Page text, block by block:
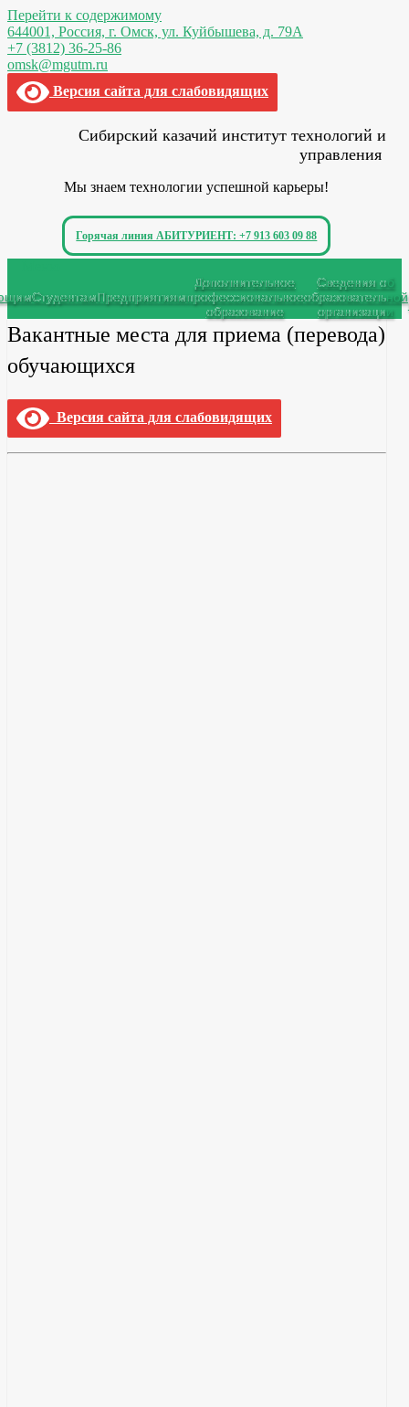
Перейти к содержимому
644001, Россия, г. Омск, ул. Куйбышева, д. 79А
+7 (3812) 36-25-86
omsk@mgutm.ru
Версия сайта для слабовидящих
Сибирский казачий институт технологий и
управления
Мы знаем технологии успешной карьеры!
Горячая линия АБИТУРИЕНТ: +7 913 603 09 88
СтудентамПредприятиям
Дополнительное
профессиональное
образование
Сведения об
образовательной
организации
Вакантные места для приема (перевода)
обучающихся
Версия сайта для слабовидящих